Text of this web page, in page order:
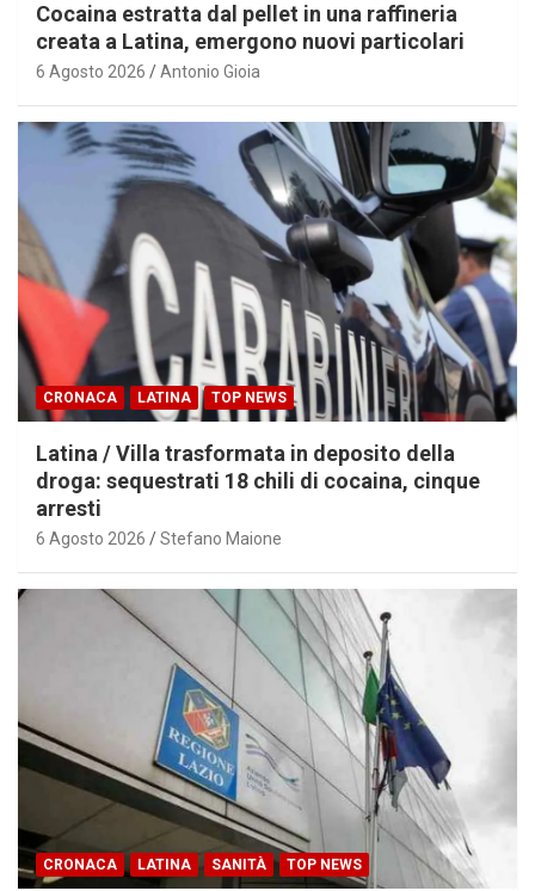
Cocaina estratta dal pellet in una raffineria
creata a Latina, emergono nuovi particolari
6 Agosto 2026 Antonio Gioia
CRONACA LATINA TOP NEWS
Latina / Villa trasformata in deposito della
droga: sequestrati 18 chili di cocaina, cinque
arresti
6 Agosto 2026 Stefano Maione
CRONACA LATINA SANITÀ TOP NEWS